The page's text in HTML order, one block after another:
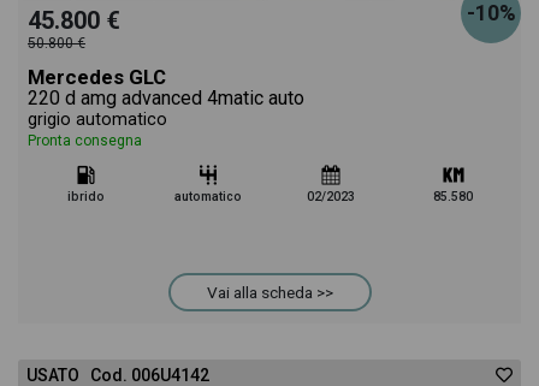
-10%
45.800 €
50.800 €
Mercedes GLC
220 d amg advanced 4matic auto
grigio automatico
Pronta consegna
ibrido automatico 02/2023 85.580
Vai alla scheda >>
USATO Cod. 006U4142